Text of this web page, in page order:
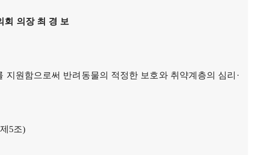
회 의장 최 경 보
원함으로써 반려동물의 적정한 보호와 취약계층의 심리·
5조)